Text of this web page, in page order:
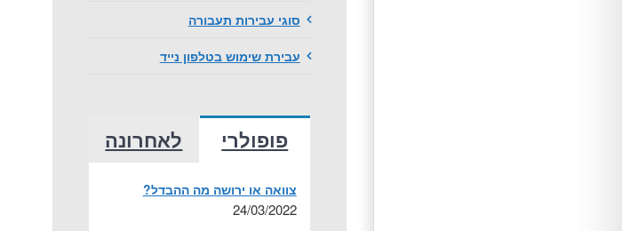
סוגי עבירות תעבורה
עבירת שימוש בטלפון נייד
פופולרי לאחרונה
צוואה או ירושה מה ההבדל?
24/03/2022